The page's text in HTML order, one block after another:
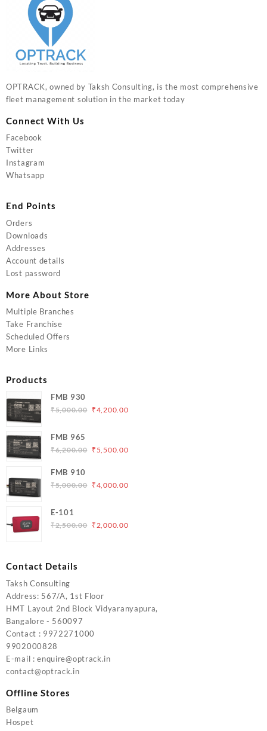
OPTRACK, owned by Taksh Consulting, is the most comprehensive
fleet management solution in the market today
Connect With Us
Facebook
Twitter
Instagram
Whatsapp
End Points
Orders
Downloads
Addresses
Account details
Lost password
More About Store
Multiple Branches
Take Franchise
Scheduled Offers
More Links
Products
FMB 930
₹5,000.00 Original
₹5,000.00.
₹4,200.00Current
FMB 965
₹6,200.00 Original
₹6,200.00.
₹ 5,500.00Current
₹5,500.00.
FMB 910
₹5,000.00 Original
₹5,000.00.
₹4,000.00Current
E-101
₹2,500.00 Original
₹2,000.00Current
Contact Details
Taksh Consulting
Address: 567/A, 1st Floor
HMT Layout 2nd Block Vidyaranyapura,
Bangalore - 560097
Contact : 9972271000
9902000828
E-mail : enquire@optrack.in
contact@optrack.in
Offline Stores
Belgaum
Hospet